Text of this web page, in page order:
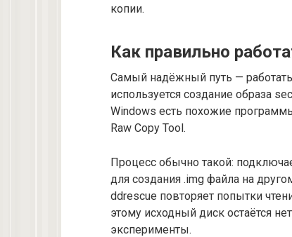
копии.
Как правильно
Самый надёжный путь — работать
используется создание образа
Windows есть похожие
Raw Copy Tool.
Процесс обычно такой:
для создания .img файла на
ddrescue повторяет попытки
этому исходный диск остаётся
эксперименты.